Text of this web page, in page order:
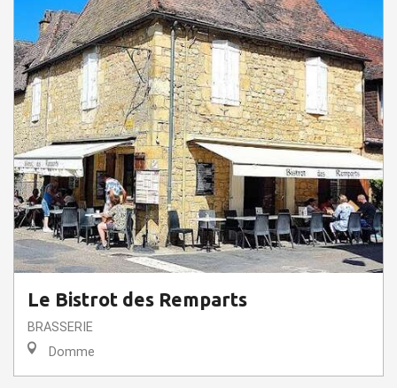
Le Bistrot des Remparts
BRASSERIE
Domme